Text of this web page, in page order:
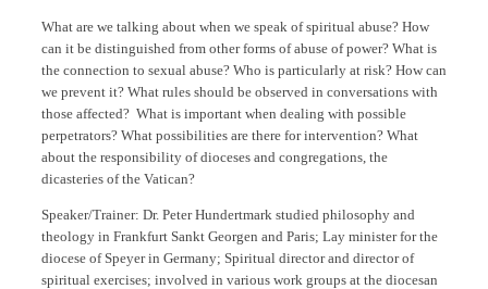
What are we talking about when we speak of spiritual abuse? How
can it be distinguished from other forms of abuse of power? What is
the connection to sexual abuse? Who is particularly at risk? How can
we prevent it? What rules should be observed in conversations with
those affected? What is important when dealing with possible
perpetrators? What possibilities are there for intervention? What
about the responsibility of dioceses and congregations, the
dicasteries of the Vatican?
Speaker/Trainer: Dr. Peter Hundertmark studied philosophy and
theology in Frankfurt Sankt Georgen and Paris; Lay minister for the
diocese of Speyer in Germany; Spiritual director and director of
spiritual exercises; involved in various work groups at the diocesan